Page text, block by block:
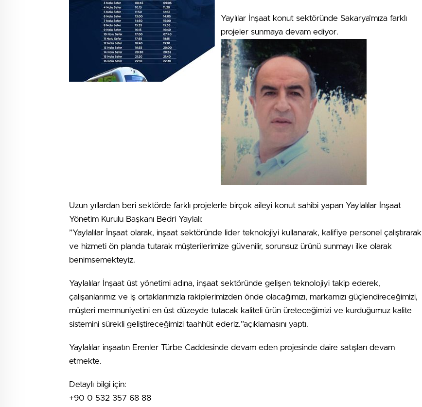
Yaylılar İnşaat konut sektöründe Sakarya’mıza farklı
projeler sunmaya devam ediyor.
Uzun yıllardan beri sektörde farklı projelerle birçok aileyi konut sahibi yapan Yaylalılar İnşaat
Yönetim Kurulu Başkanı Bedri Yaylalı:
”Yaylalılar İnşaat olarak, inşaat sektöründe lider teknolojiyi kullanarak, kalifiye personel çalıştırarak
ve hizmeti ön planda tutarak müşterilerimize güvenilir, sorunsuz ürünü sunmayı ilke olarak
benimsemekteyiz.
Yaylalılar İnşaat üst yönetimi adına, inşaat sektöründe gelişen teknolojiyi takip ederek,
çalışanlarımız ve iş ortaklarımızla rakiplerimizden önde olacağımızı, markamızı güçlendireceğimizi,
müşteri memnuniyetini en üst düzeyde tutacak kaliteli ürün üreteceğimizi ve kurduğumuz kalite
sistemini sürekli geliştireceğimizi taahhüt ederiz.”açıklamasını yaptı.
Yaylalılar inşaatın Erenler Türbe Caddesinde devam eden projesinde daire satışları devam
etmekte.
Detaylı bilgi için:
+90 0 532 357 68 88